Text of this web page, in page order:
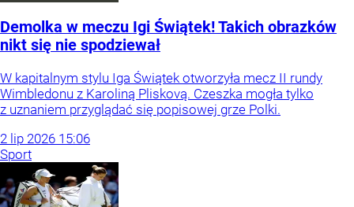
Demolka w meczu Igi Świątek! Takich obrazków
nikt się nie spodziewał
W kapitalnym stylu Iga Świątek otworzyła mecz II rundy
Wimbledonu z Karoliną Pliskovą. Czeszka mogła tylko
z uznaniem przyglądać się popisowej grze Polki.
2 lip 2026 15:06
Sport